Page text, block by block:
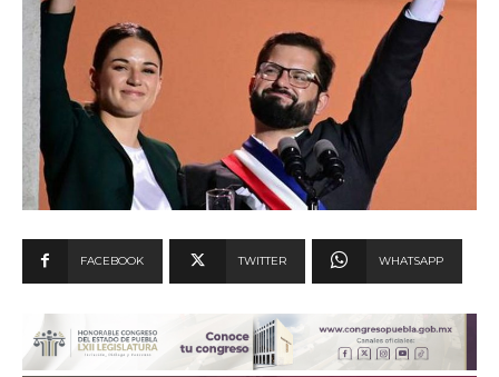
FACEBOOK TWITTER WHATSAPP